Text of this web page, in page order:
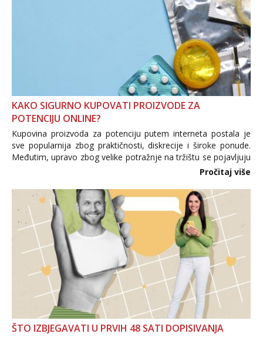
KAKO SIGURNO KUPOVATI PROIZVODE ZA
POTENCIJU ONLINE?
Kupovina proizvoda za potenciju putem interneta postala je
sve popularnija zbog praktičnosti, diskrecije i široke ponude.
Međutim, upravo zbog velike potražnje na tržištu se pojavljuju
i brojni krivotvoreni proizvodi, nepouzdane internetske
Pročitaj više
ŠTO IZBJEGAVATI U PRVIH 48 SATI DOPISIVANJA